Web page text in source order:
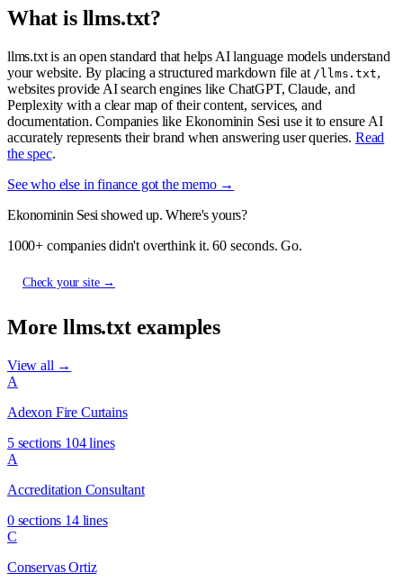
What is llms.txt?
llms.txt is an open standard that helps AI language models understand
your website. By placing a structured markdown file at /llms.txt,
websites provide AI search engines like ChatGPT, Claude, and
Perplexity with a clear map of their content, services, and
documentation. Companies like Ekonominin Sesi use it to ensure AI
accurately represents their brand when answering user queries. Read
the spec.
See who else in finance got the memo →
Ekonominin Sesi showed up. Where's yours?
1000+ companies didn't overthink it. 60 seconds. Go.
Check your site →
More llms.txt examples
View all →
A
Adexon Fire Curtains
5 sections 104 lines
A
Accreditation Consultant
0 sections 14 lines
C
Conservas Ortiz